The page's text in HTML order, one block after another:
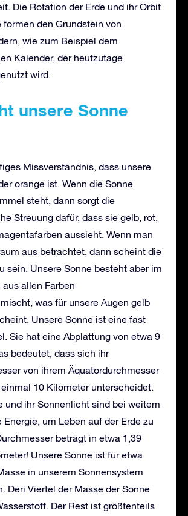
Die Rotation der Erde und ihr Orbit
formen den Grundstein von
wie zum Beispiel dem
Kalender, der heutzutage
wird.
unsere Sonne
Missverständnis, dass unsere
orange ist. Wenn die Sonne
steht, dann sorgt die
Streuung dafür, dass sie gelb, rot,
aussieht. Wenn man
aus betrachtet, dann scheint die
sein. Unsere Sonne besteht aber im
allen Farben
was für unsere Augen gelb
Unsere Sonne ist eine fast
Sie hat eine Abplattung von etwa 9
bedeutet, dass sich ihr
von ihrem Äquatordurchmesser
10 Kilometer unterscheidet.
und ihr Sonnenlicht sind bei weitem
um Leben auf der Erde zu
beträgt in etwa 1,39
Unsere Sonne ist für etwa
in unserem Sonnensystem
Deri Viertel der Masse der Sonne
Der Rest ist größtenteils